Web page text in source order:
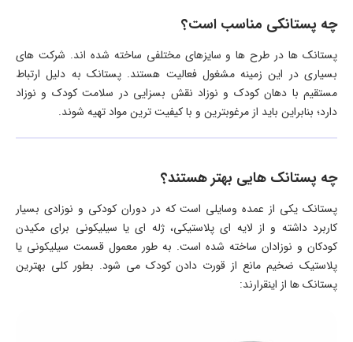
چه پستانکی مناسب است؟
پستانک ها در طرح ها و سایزهای مختلفی ساخته شده اند. شرکت های
بسیاری در این زمینه مشغول فعالیت هستند. پستانک به دلیل ارتباط
مستقیم با دهان کودک و نوزاد نقش بسزایی در سلامت کودک و نوزاد
دارد؛ بنابراین باید از مرغوبترین و با کیفیت ترین مواد تهیه شوند.
چه پستانک هایی بهتر هستند؟
پستانک یکی از عمده وسایلی است که در دوران کودکی و نوزادی بسیار
کاربرد داشته و از لایه ای پلاستیکی، ژله ای یا سیلیکونی برای مکیدن
کودکان و نوزادان ساخته شده است. به طور معمول قسمت سیلیکونی یا
پلاستیک ضخیم مانع از قورت دادن کودک می شود. بطور کلی بهترین
پستانک ها از اینقرارند: